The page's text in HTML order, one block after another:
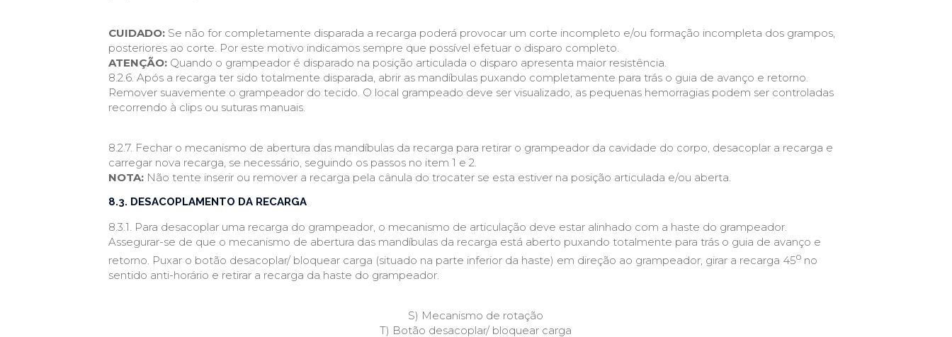
CUIDADO: Se não for completamente disparada a recarga poderá provocar um corte incompleto e/ou formação incompleta dos grampos,
posteriores ao corte. Por este motivo indicamos sempre que possível efetuar o disparo completo.
ATENÇÃO:Quando o grampeador é disparado na posição articulada o disparo apresenta maior resistência.
8.2.6. Após a recarga ter sido totalmente disparada, abrir as mandíbulas puxando completamente para trás o guia de avanço e retorno.
Remover suavemente o grampeador do tecido. O local grampeado deve ser visualizado, as pequenas hemorragias podem ser controladas
recorrendo à clips ou suturas manuais.
8.2.7. Fechar o mecanismo de abertura das mandíbulas da recarga para retirar o grampeador da cavidade do corpo, desacoplar a recarga e
carregar nova recarga, se necessário, seguindo os passos no item 1 e 2.
NOTA:Não tente inserir ou remover a recarga pela cânula do trocater se esta estiver na posição articulada e/ou aberta.
8.3. DESACOPLAMENTO DA RECARGA
8.3.1. Para desacoplar uma recarga do grampeador, o mecanismo de articulação deve estar alinhado com a haste do grampeador.
Assegurar-se de que o mecanismo de abertura das mandíbulas da recarga está aberto puxando totalmente para trás o guia de avanço e
retorno. Puxar o botão desacoplar/ bloquear carga (situado na parte inferior da haste) em direção ao grampeador, girar a recarga 45ono
sentido anti-horário e retirar a recarga da haste do grampeador.
S) Mecanismo de rotação
T) Botão desacoplar/ bloquear carga